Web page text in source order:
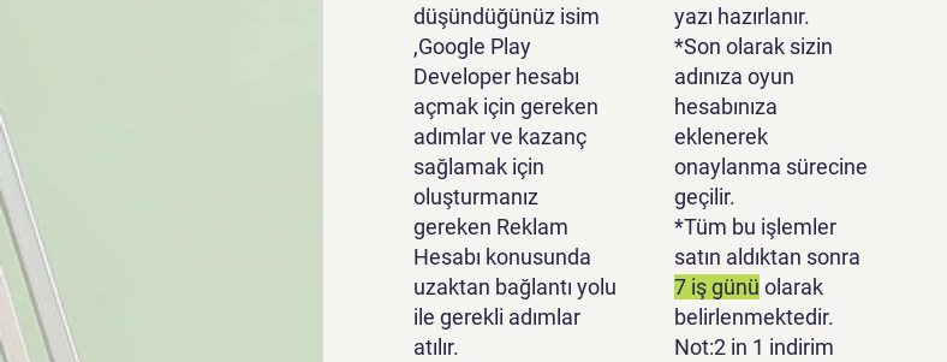
düşündüğünüz isim
,Google Play
Developer hesabı
açmak için gereken
adımlar ve kazanç
sağlamak için
oluşturmanız
gereken Reklam
Hesabı konusunda
uzaktan bağlantı yolu
ile gerekli adımlar
atılır.
yazı hazırlanır.
*Son olarak sizin
adınıza oyun
hesabınıza
eklenerek
onaylanma sürecine
geçilir.
*Tüm bu işlemler
satın aldıktan sonra
7 iş günü olarak
belirlenmektedir.
Not:2 in 1 indirim